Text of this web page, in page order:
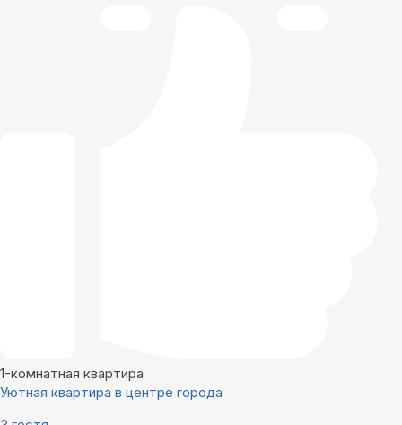
1-комнатная квартира
Уютная квартира в центре города